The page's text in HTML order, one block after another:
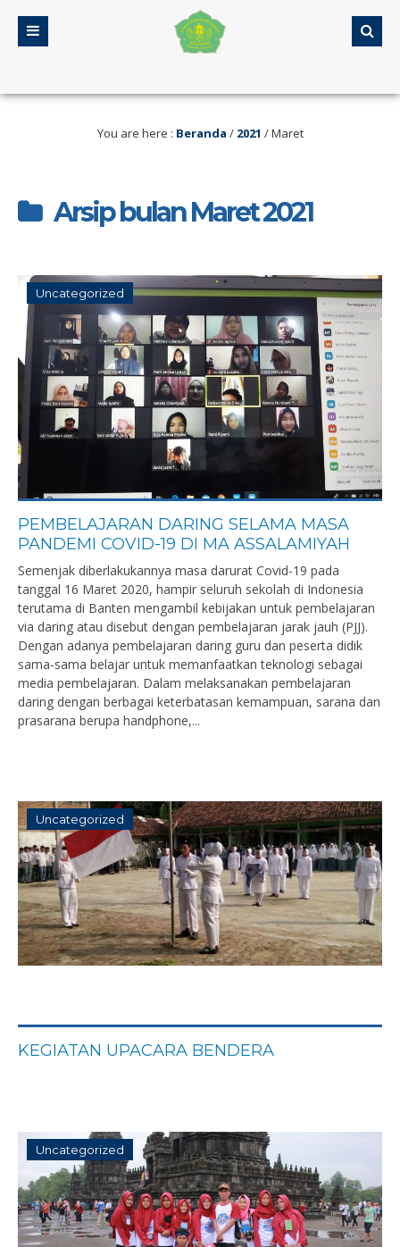
You are here : Beranda / 2021 /Maret
Arsip bulan Maret 2021
Uncategorized
PEMBELAJARAN DARING SELAMA MASA
PANDEMI COVID-19 DI MA ASSALAMIYAH
Semenjak diberlakukannya masa darurat Covid-19 pada
tanggal 16 Maret 2020, hampir seluruh sekolah di Indonesia
terutama di Banten mengambil kebijakan untuk pembelajaran
via daring atau disebut dengan pembelajaran jarak jauh (PJJ).
Dengan adanya pembelajaran daring guru dan peserta didik
sama-sama belajar untuk memanfaatkan teknologi sebagai
media pembelajaran. Dalam melaksanakan pembelajaran
daring dengan berbagai keterbatasan kemampuan, sarana dan
prasarana berupa handphone,...
Uncategorized
KEGIATAN UPACARA BENDERA
Uncategorized